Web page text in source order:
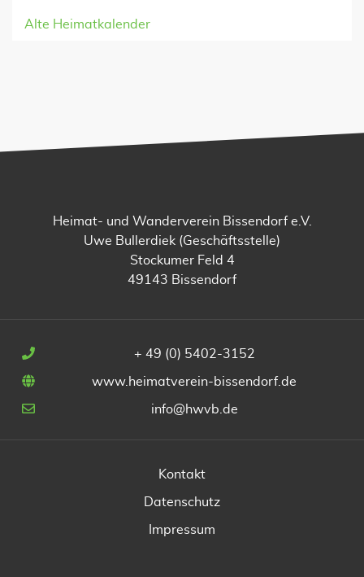
Alte Heimatkalender
Heimat- und Wanderverein Bissendorf e.V.
Uwe Bullerdiek (Geschäftsstelle)
Stockumer Feld 4
49143 Bissendorf
+ 49 (0) 5402-3152
www.heimatverein-bissendorf.de
info@hwvb.de
Kontakt
Datenschutz
Impressum